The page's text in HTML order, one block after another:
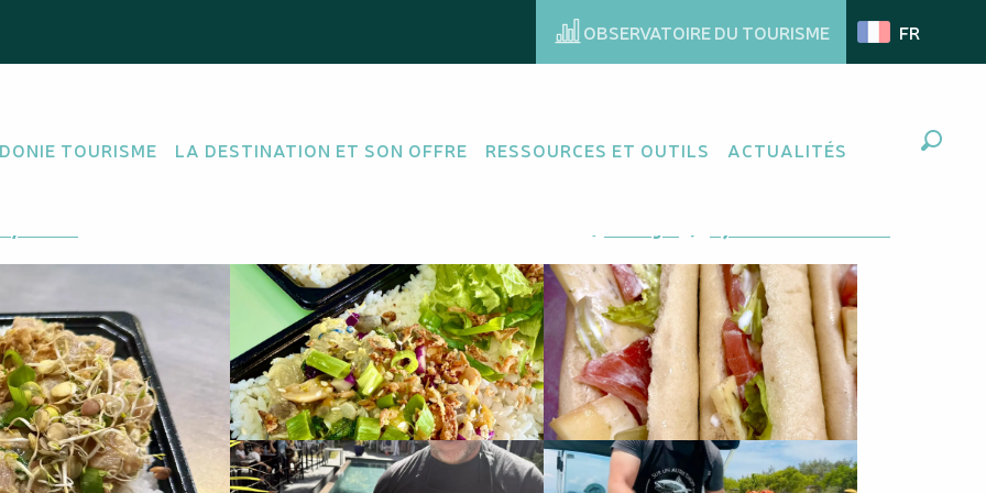
OBSERVATOIRE DU TOURISME FR
TOURISME LA DESTINATION ET SON OFFRE RESSOURCES ET OUTILS ACTUALITÉS